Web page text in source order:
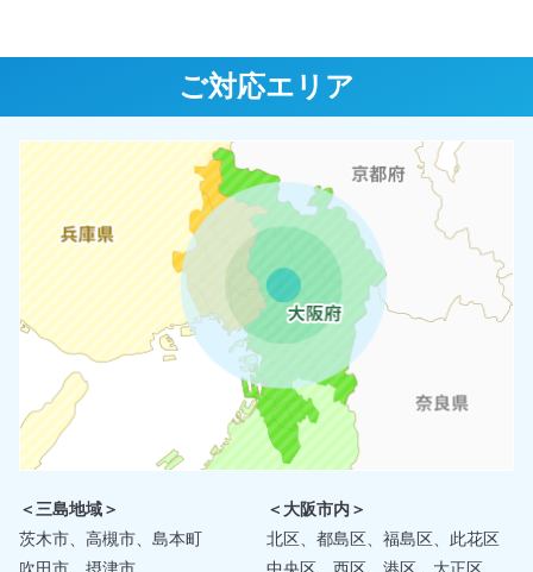
ご対応エリア
＜三島地域＞
茨木市、高槻市、島本町
吹田市、摂津市
＜大阪市内＞
北区、都島区、福島区、此花区
中央区、西区、港区、大正区